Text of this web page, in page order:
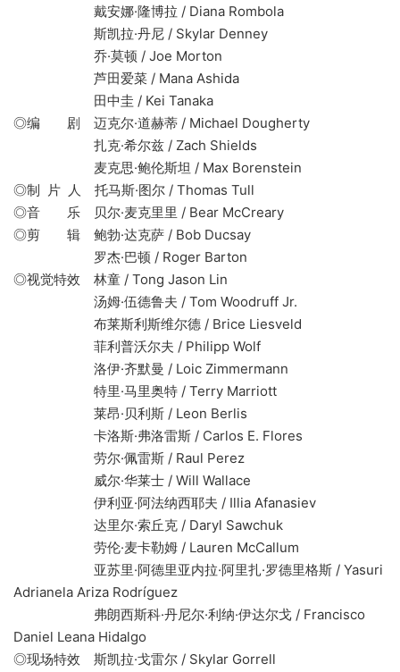
戴安娜·隆博拉 / Diana Rombola
斯凯拉·丹尼 / Skylar Denney
乔·莫顿 / Joe Morton
芦田爱菜 / Mana Ashida
田中圭 / Kei Tanaka
◎编 剧 迈克尔·道赫蒂 / Michael Dougherty
扎克·希尔兹 / Zach Shields
麦克思·鲍伦斯坦 / Max Borenstein
◎制 片 人 托马斯·图尔 / Thomas Tull
◎音 乐 贝尔·麦克里里 / Bear McCreary
◎剪 辑 鲍勃·达克萨 / Bob Ducsay
罗杰·巴顿 / Roger Barton
◎视觉特效 林童 / Tong Jason Lin
汤姆·伍德鲁夫 / Tom Woodruff Jr.
布莱斯利斯维尔德 / Brice Liesveld
菲利普沃尔夫 / Philipp Wolf
洛伊·齐默曼 / Loic Zimmermann
特里·马里奥特 / Terry Marriott
莱昂·贝利斯 / Leon Berlis
卡洛斯·弗洛雷斯 / Carlos E. Flores
劳尔·佩雷斯 / Raul Perez
威尔·华莱士 / Will Wallace
伊利亚·阿法纳西耶夫 / Illia Afanasiev
达里尔·索丘克 / Daryl Sawchuk
劳伦·麦卡勒姆 / Lauren McCallum
亚苏里·阿德里亚内拉·阿里扎·罗德里格斯 / Yasuri
Adrianela Ariza Rodríguez
弗朗西斯科·丹尼尔·利纳·伊达尔戈 / Francisco
Daniel Leana Hidalgo
◎现场特效 斯凯拉·戈雷尔 / Skylar Gorrell